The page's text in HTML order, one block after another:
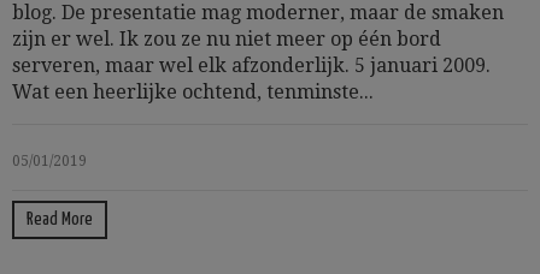
blog. De presentatie mag moderner, maar de smaken
zijn er wel. Ik zou ze nu niet meer op één bord
serveren, maar wel elk afzonderlijk. 5 januari 2009.
Wat een heerlijke ochtend, tenminste...
05/01/2019
Read More